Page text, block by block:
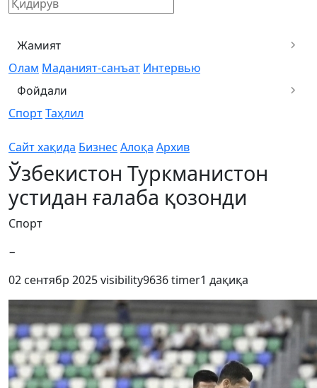
Жамият
Олам Маданият-санъат Интервью
Фойдали
СпортТаҳлил
Сайт хақида Бизнес Алоқа Архив
Ўзбекистон Туркманистон
устидан ғалаба қозонди
Спорт
−
02 сентябр 2025visibility9636timer1 дақиқа